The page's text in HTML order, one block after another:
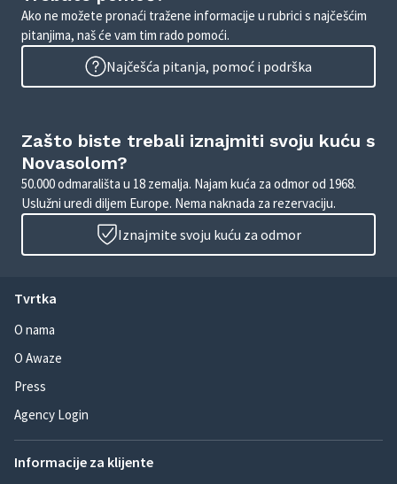
Ako ne možete pronaći tražene informacije u rubrici s najčešćim
pitanjima, naš će vam tim rado pomoći.
Najčešća pitanja, pomoć i podrška
Zašto biste trebali iznajmiti svoju kuću s
Novasolom?
50.000 odmarališta u 18 zemalja. Najam kuća za odmor od 1968.
Uslužni uredi diljem Europe. Nema naknada za rezervaciju.
Iznajmite svoju kuću za odmor
Tvrtka
O nama
O Awaze
Press
Agency Login
Informacije za klijente